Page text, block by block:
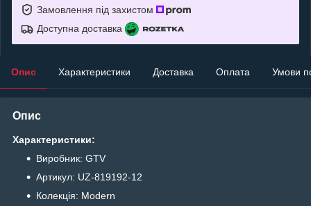
Замовлення під захистом
Доступна доставка
Опис Характеристики Доставка Оплата Умови
Опис
Характеристики:
Виробник: GTV
Артикул: UZ-819192-12
Колекція: Modern